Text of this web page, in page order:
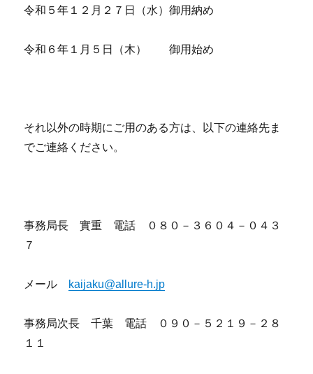
令和５年１２月２７日（水）御用納め
令和６年１月５日（木） 御用始め
それ以外の時期にご用のある方は、以下の連絡先ま
でご連絡ください。
事務局長 實重 電話 ０８０－３６０４－０４３
７
メール kaijaku@allure-h.jp
事務局次長 千葉 電話 ０９０－５２１９－２８
１１